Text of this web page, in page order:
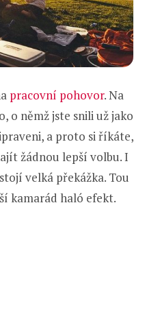
pracovní pohovor. Na
o němž jste snili už jako
a proto si říkáte,
žádnou lepší volbu. I
velká překážka. Tou
kamarád haló efekt.